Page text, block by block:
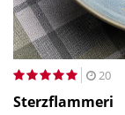
20
Sterzflammeri